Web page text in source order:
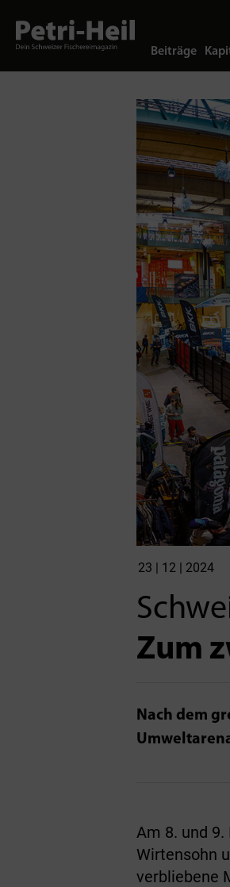
Beiträge
23 | 12 | 2024
Zum
Nach dem
Am 8. und
Wirtensohn
verbliebene